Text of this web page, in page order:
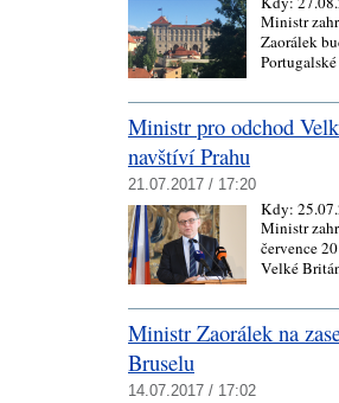
Ministr
Zaorálek
Ministr pro odchod
navštíví Prahu
21.07.2017 / 17:20
Kdy:
Ministr
července
Velké
Ministr Zaorálek na
Bruselu
14.07.2017 / 17:02